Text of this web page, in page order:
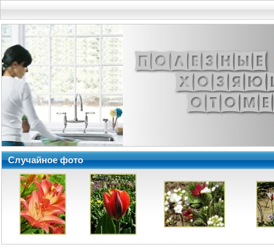
Случайное фото